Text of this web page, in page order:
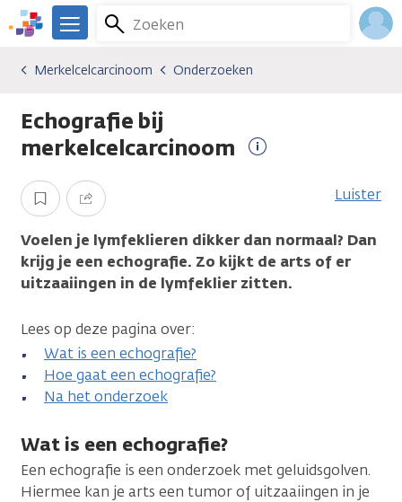
Overslaan
en
gaan
We
er
je.
Kanker.nl
Zoeken
Menu
Kankersoorten
Merkelcelcarcinoom
Onderzoeken
Merkelcelcarcinoom Onderzoeken
Echografie bij
merkelcelcarcinoom
Opslaan Delen Luister
Voelen je lymfeklieren dikker dan normaal? Dan
krijg je een echografie. Zo kijkt de arts of er
uitzaaiingen in de lymfeklier zitten.
Lees op deze pagina over:
Wat is een echografie?
Hoe gaat een echografie?
Na het onderzoek
Wat is een echografie?
Een echografie is een onderzoek met geluidsgolven.
Hiermee kan je arts een tumor of uitzaaiingen in je